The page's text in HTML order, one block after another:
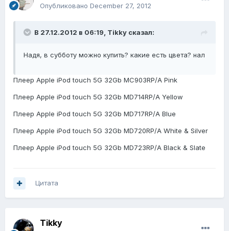
Опубликовано December 27, 2012
В 27.12.2012 в 06:19, Tikky сказал:
Надя, в субботу можно купить? какие есть цвета? нал
Плеер Apple iPod touch 5G 32Gb MC903RP/A Pink
Плеер Apple iPod touch 5G 32Gb MD714RP/A Yellow
Плеер Apple iPod touch 5G 32Gb MD717RP/A Blue
Плеер Apple iPod touch 5G 32Gb MD720RP/A White & Silver
Плеер Apple iPod touch 5G 32Gb MD723RP/A Black & Slate
Цитата
Tikky